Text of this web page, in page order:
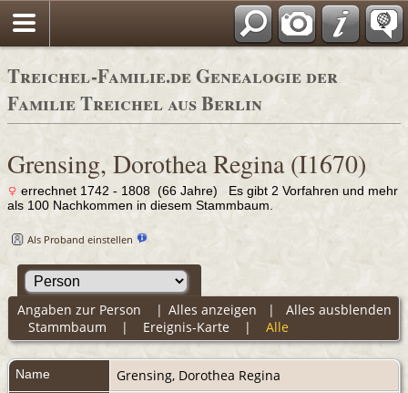
Adressbücher
Treichel-Familie.de Genealogie der
Familie Treichel aus Berlin
Grensing, Dorothea Regina (I1670)
errechnet 1742 - 1808 (66 Jahre) Es gibt 2 Vorfahren und mehr
als 100 Nachkommen in diesem Stammbaum.
Als Proband einstellen
Alles anzeigen | Alles ausblenden
Angaben zur Person |
Stammbaum | Ereignis-Karte | Alle
Name Grensing, Dorothea Regina